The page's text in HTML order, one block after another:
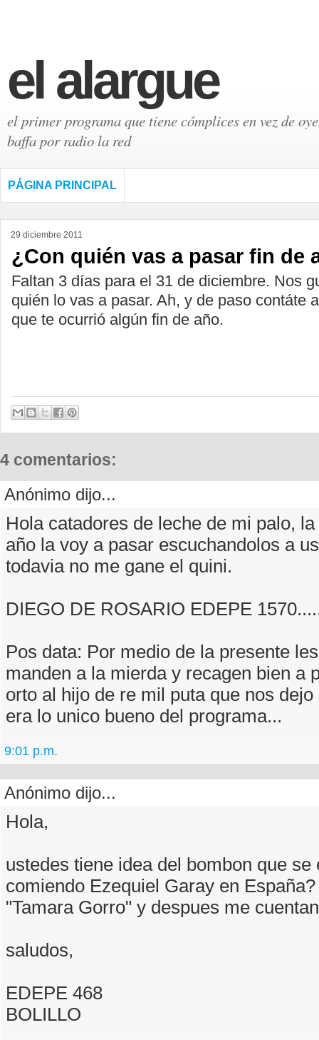
el alargue
el primer programa que tiene cómplices en vez de
baffa por radio la red
PÁGINA PRINCIPAL
29 diciembre 2011
¿Con quién vas a pasar fin de
Faltan 3 días para el 31 de diciembre. Nos
quién lo vas a pasar. Ah, y de paso contáte
que te ocurrió algún fin de año.
4 comentarios:
Anónimo dijo...
Hola catadores de leche de mi palo,
año la voy a pasar escuchandolos a
todavia no me gane el quini.
DIEGO DE ROSARIO EDEPE
Pos data: Por medio de la presente
manden a la mierda y recagen bien a
orto al hijo de re mil puta que nos
era lo unico bueno del programa...
9:01 p.m.
Anónimo dijo...
Hola,
ustedes tiene idea del bombon que se
comiendo Ezequiel Garay en
"Tamara Gorro" y despues me
saludos,
EDEPE 468
BOLILLO